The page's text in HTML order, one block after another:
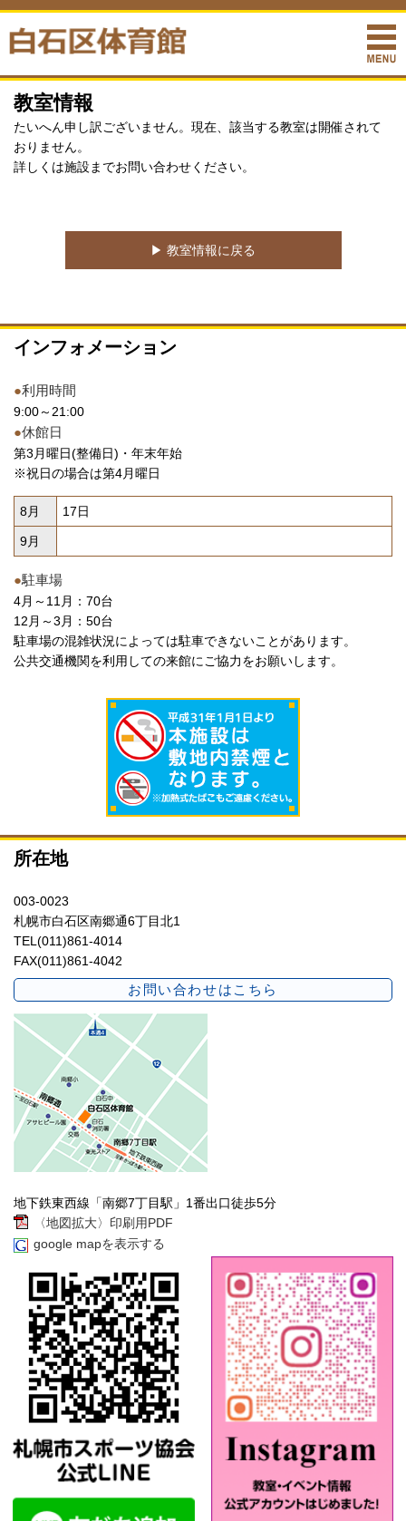
教室情報
たいへん申し訳ございません。現在、該当する教室は開催されて
おりません。
詳しくは施設までお問い合わせください。
▶︎ 教室情報に戻る
インフォメーション
●利用時間
9:00～21:00
●休館日
第3月曜日(整備日)・年末年始
※祝日の場合は第4月曜日
8月 17日
9月
●駐車場
4月～11月：70台
12月～3月：50台
駐車場の混雑状況によっては駐車できないことがあります。
公共交通機関を利用しての来館にご協力をお願いします。
所在地
003-0023
札幌市白石区南郷通6丁目北1
TEL(011)861-4014
FAX(011)861-4042
お問い合わせはこちら
地下鉄東西線「南郷7丁目駅」1番出口徒歩5分
〈地図拡大〉印刷用PDF
google mapを表示する